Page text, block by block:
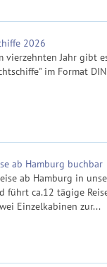
2026
vierzehnten Jahr gibt
im Format
ab Hamburg buchbar
ab Hamburg in
führt ca.12 tägige
Einzelkabinen zur...